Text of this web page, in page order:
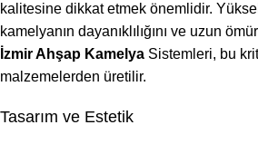
kalitesine dikkat etmek önemlidir.
kamelyanın dayanıklılığını ve uzun
İzmir Ahşap Kamelya Sistemleri, bu
malzemelerden üretilir.
Tasarım ve Estetik